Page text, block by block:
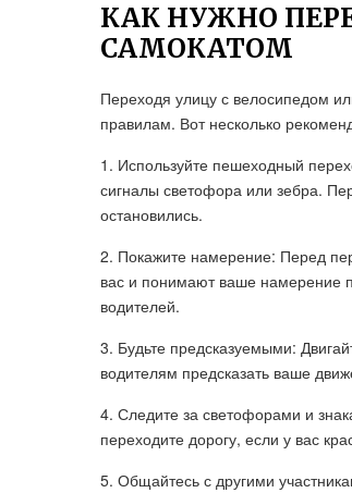
КАК НУЖНО
САМОКАТОМ
Переходя улицу с велосипедом
правилам. Вот несколько
1. Используйте пешеходный
сигналы светофора или зебра.
остановились.
2. Покажите намерение: Перед
вас и понимают ваше намерение
водителей.
3. Будьте предсказуемыми:
водителям предсказать ваше
4. Следите за светофорами и
переходите дорогу, если у вас
5. Общайтесь с другими